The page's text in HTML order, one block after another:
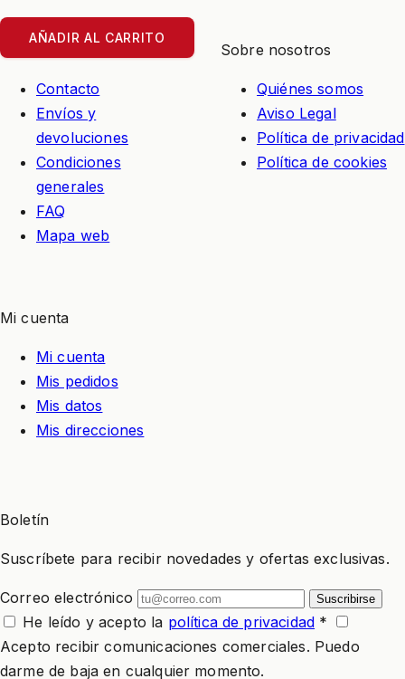
AÑADIR AL CARRITO
Información
Contacto
Envíos y
devoluciones
Condiciones
generales
FAQ
Mapa web
Sobre nosotros
Quiénes somos
Aviso Legal
Política de privacidad
Política de cookies
Mi cuenta
Mi cuenta
Mis pedidos
Mis datos
Mis direcciones
Boletín
Suscríbete para recibir novedades y ofertas exclusivas.
Correo electrónico Suscribirse
He leído y acepto la política de privacidad *
Acepto recibir comunicaciones comerciales. Puedo
darme de baja en cualquier momento.